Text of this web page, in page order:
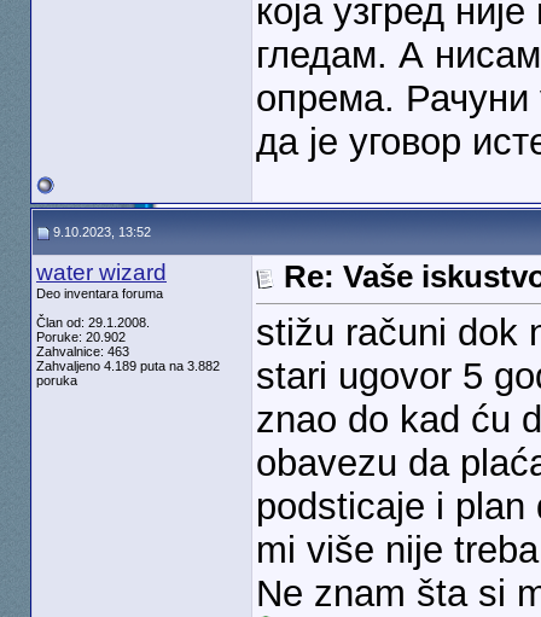
која узгред
гледам. А
опрема. Рачуни
да је уговор
9.10.2023, 13:52
water wizard
Deo inventara foruma
Član od: 29.1.2008.
Poruke: 20.902
Zahvalnice: 463
Zahvaljeno 4.189 puta na 3.882
poruka
Re: Vaše
stižu računi dok
stari ugovor 5
znao do kad ću
obavezu da
podsticaje i
mi više nije
Ne znam šta si